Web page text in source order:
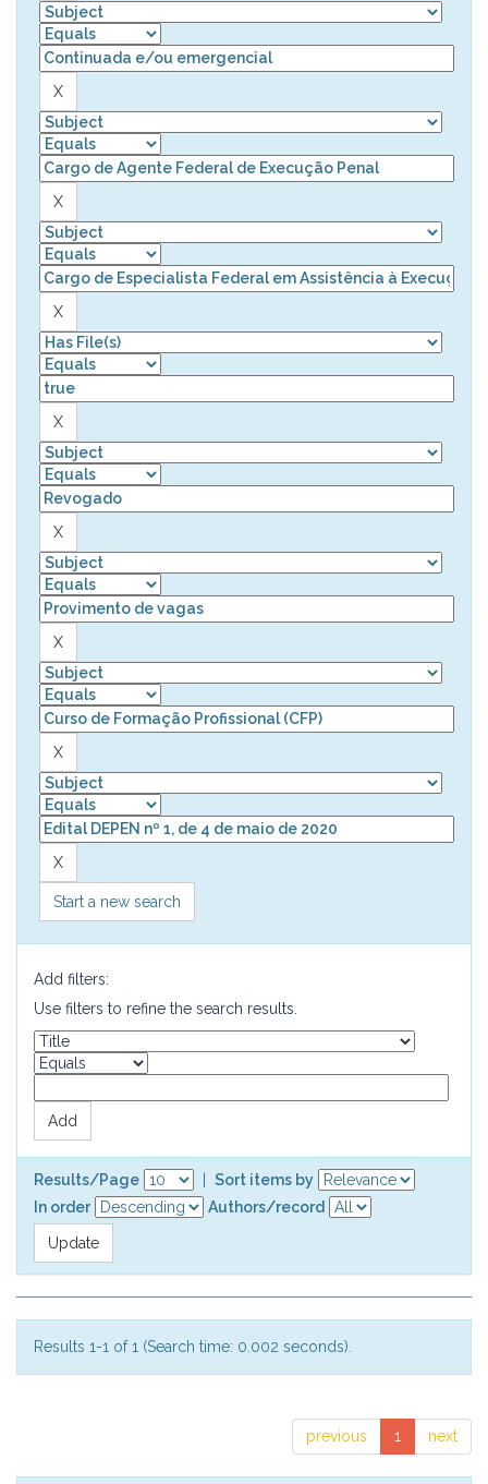
Start a new search
Add filters:
Use filters to refine the search results.
Results/Page
Sort items by
In order
Authors/record
Results 1-1 of 1 (Search time: 0.002 seconds).
previous 1 next